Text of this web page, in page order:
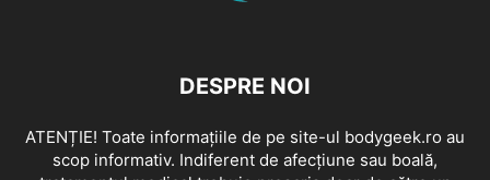
DESPRE NOI
ATENȚIE! Toate informațiile de pe site-ul bodygeek.ro au
scop informativ. Indiferent de afecțiune sau boală,